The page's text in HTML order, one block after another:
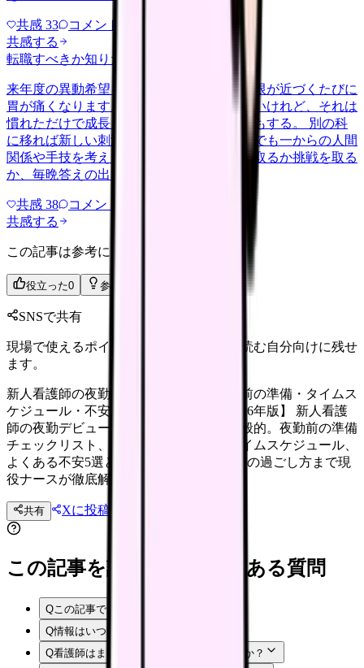
共感 33 コメント
共感する
転職すべきか知りたい
来年度の異動希望を出すかどうか、提出期限が近づくたびに
胃が痛くなります。今の病棟は居心地はいいけれど、それは
慣れただけで成長しているわけじゃない気もする。 別の科
に移れば新しい刺激があるかもしれない。でも一からの人間
関係や手技を考えると足がすくむ。安定を取るか挑戦を取る
か、毎晩答えの出ない自問自答…
共感 38 コメント
共感する
この記事は参考になりましたか？
役立った0 参考になった
SNSで共有
現場で使えるポイントを、同僚やあとで読む自分向けに残せ
ます。
新人看護師の夜勤はいつから？デビュー前の準備・タイムス
ケジュール・不安対処法を完全解説【2026年版】 新人看護
師の夜勤デビューは入職後2〜3ヶ月が一般的。夜勤前の準備
チェックリスト、2交代制・3交代制のタイムスケジュール、
よくある不安5選とその対処法、夜勤明けの過ごし方まで現
役ナースが徹底解説します。
共有 Xに投稿
この記事を読む前後によくある質問
Qこの記事では何を確認できますか？
Q情報はいつ時点のものですか？
Q看護師はまず何から確認すればよいですか？